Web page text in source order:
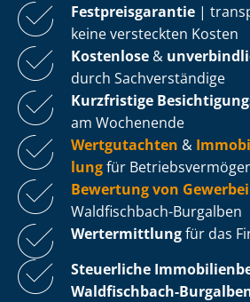
Fest­preis­ga­ran­tie |
keine versteckten Kosten
Kostenlose &
durch Sachverständige
Kurzfristige
am Wochenende
Wertgutachten &
lungfür
Bewertung von
Waldfischbach-Burgalben
Wertermittlungfür das
Steuerliche
Waldfischbach-